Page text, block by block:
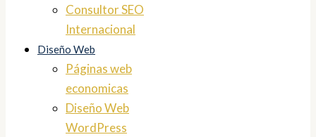
Consultor SEO
Internacional
Diseño Web
Páginas web
economicas
Diseño Web
WordPress